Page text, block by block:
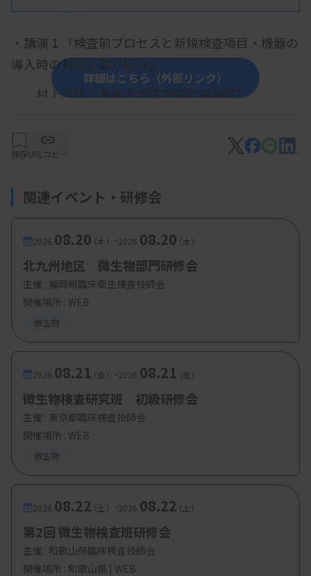
【プログラム】
・講演１『検査前プロセスと新規検査項目・機器の
導入時の対応と取り組み』
村上忍氏（愛媛大学医学部附属病院）
木村圭吾氏（香川大学医学部附属病院）
・特別講演『感染症診断に役立つ薬剤耐性菌検
査』
西村翔（兵庫県立はりま姫路総合医療センター
感染症内科）
・講演３『診断支援（DS）の実践』
清祐 麻紀子（九州大学病院）
【参加費・定員など】
・会費：日臨技会員3000 円、非会員6000 円
詳細はこちら（外部リンク）
保存URLコピー
関連イベント・研修会
2026. 08.20（木） -2026. 08.20（木）
北九州地区 微生物部門研修会
主催 : 福岡県臨床衛生検査技師会
開催場所 : WEB
微生物
2026. 08.21（金） -2026. 08.21（金）
微生物検査研究班 初級研修会
主催 : 東京都臨床検査技師会
開催場所 : WEB
微生物
2026. 08.22（土） -2026. 08.22（土）
第2回 微生物検査班研修会
主催 : 和歌山県臨床検査技師会
開催場所 : 和歌山県 | WEB